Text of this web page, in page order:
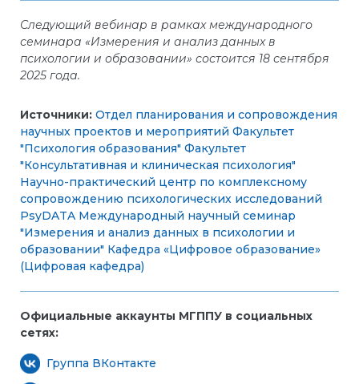
Следующий вебинар в рамках международного
семинара «Измерения и анализ данных в
психологии и образовании» состоится 18 сентября
2025 года.
Источники: Отдел планирования и сопровождения
научных проектов и мероприятий Факультет
"Психология образования" Факультет
"Консультативная и клиническая психология"
Научно-практический центр по комплексному
сопровождению психологических исследований
PsyDATA Международный научный семинар
"Измерения и анализ данных в психологии и
образовании" Кафедра «Цифровое образование»
(Цифровая кафедра)
Официальные аккаунты МГППУ в социальных
сетях:
Группа ВКонтакте